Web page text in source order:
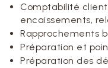
Comptabilité
encaissements,
Rapprochements
Préparation et
Préparation des